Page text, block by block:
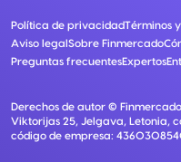
Política de privacidadTérminos
Aviso legalSobre Finmercado
Preguntas frecuentesExpertos
Derechos de autor © Finmercado
Viktorijas 25, Jelgava, Letonia,
código de empresa: